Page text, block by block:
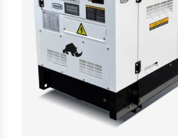
Cafeteras
Calentadores De Platos
Cámaras Fermentadoras
Campanas Industriales